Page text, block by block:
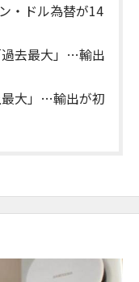
・ドル為替が14
去最大」…輸出
大」…輸出が初